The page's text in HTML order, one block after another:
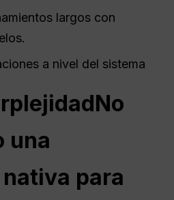
largos con
a nivel del sistema
No
una
para